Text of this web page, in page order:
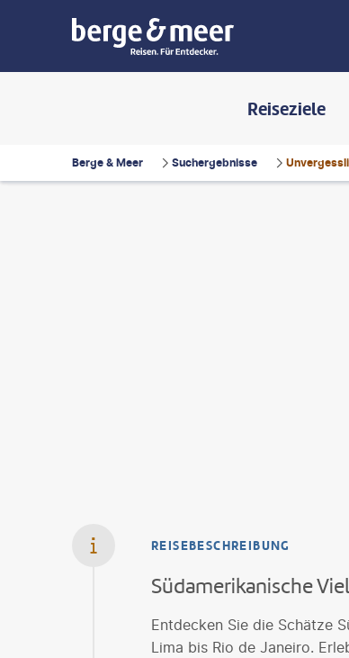
Reiseziele
Berge & Meer Suchergebnisse
REISEBESCHREIBUNG
Südamerikanische
Entdecken Sie die Schätze
Lima bis Rio de Janeiro.